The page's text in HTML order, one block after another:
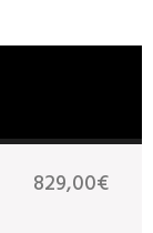
829,00€